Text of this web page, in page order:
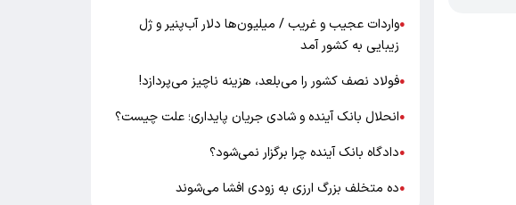
●واردات عجیب و غریب / میلیون‌ها دلار آب‌پنیر و ژل
زیبایی به کشور آمد
●فولاد نصف کشور را می‌بلعد، هزینه ناچیز می‌پردازد!
●انحلال بانک آینده و شادی جریان پایداری؛ علت چیست؟
●دادگاه بانک آینده چرا برگزار نمی‌شود؟
●ده متخلف بزرگ ارزی به زودی افشا می‌شوند